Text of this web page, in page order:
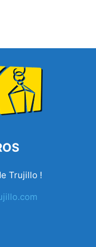
Trujillo !